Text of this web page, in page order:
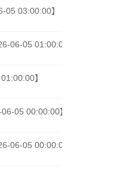
05 03:00:00】
06-05 01:00:00】
】
05 00:00:00】
06-05 00:00:00】